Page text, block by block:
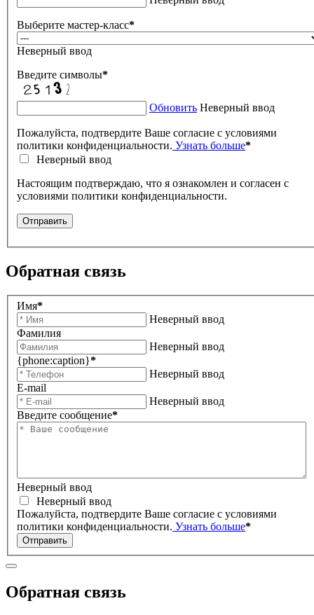
Выберите мастер-класс*
Неверный ввод
Введите символы*
Обновить Неверный ввод
Пожалуйста, подтвердите Ваше согласие с условиями
политики конфиденциальности. Узнать больше*
Неверный ввод
Настоящим подтверждаю, что я ознакомлен и согласен с
условиями политики конфиденциальности.
Отправить
Обратная связь
Имя*
Неверный ввод
Фамилия
Неверный ввод
{phone:caption}*
Неверный ввод
E-mail
Неверный ввод
Введите сообщение*
Неверный ввод
Неверный ввод
Пожалуйста, подтвердите Ваше согласие с условиями
политики конфиденциальности. Узнать больше*
Отправить
Обратная связь